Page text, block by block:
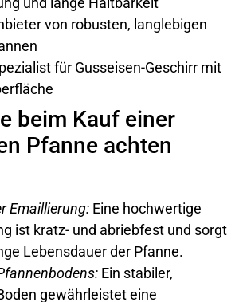
von robusten, langlebigen
für Gusseisen-Geschirr mit
beim Kauf einer
Pfanne achten
Emaillierung: Eine hochwertige
ist kratz- und abriebfest und sorgt
Lebensdauer der Pfanne.
Ein stabiler,
gewährleistet eine